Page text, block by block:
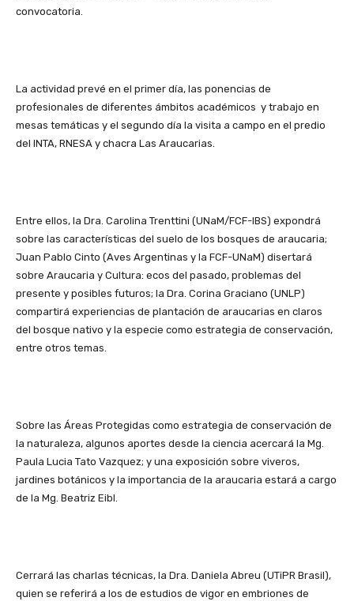
convocatoria.
La actividad prevé en el primer día, las ponencias de
profesionales de diferentes ámbitos académicos y trabajo en
mesas temáticas y el segundo día la visita a campo en el predio
del INTA, RNESA y chacra Las Araucarias.
Entre ellos, la Dra. Carolina Trenttini (UNaM/FCF-IBS) expondrá
sobre las características del suelo de los bosques de araucaria;
Juan Pablo Cinto (Aves Argentinas y la FCF-UNaM) disertará
sobre Araucaria y Cultura: ecos del pasado, problemas del
presente y posibles futuros; la Dra. Corina Graciano (UNLP)
compartirá experiencias de plantación de araucarias en claros
del bosque nativo y la especie como estrategia de conservación,
entre otros temas.
Sobre las Áreas Protegidas como estrategia de conservación de
la naturaleza, algunos aportes desde la ciencia acercará la Mg.
Paula Lucia Tato Vazquez; y una exposición sobre viveros,
jardines botánicos y la importancia de la araucaria estará a cargo
de la Mg. Beatriz Eibl.
Cerrará las charlas técnicas, la Dra. Daniela Abreu (UTiPR Brasil),
quien se referirá a los de estudios de vigor en embriones de